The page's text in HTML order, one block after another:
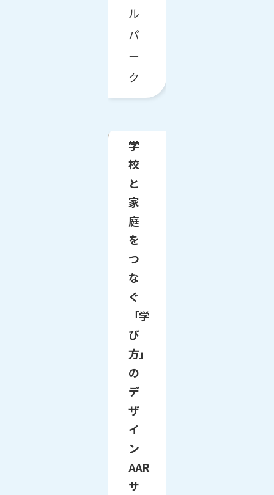
ル
パ
ー
ク
学
校
と
家
庭
を
つ
な
ぐ
「学
び
方」
の
デ
ザ
イ
ン
AAR
サ